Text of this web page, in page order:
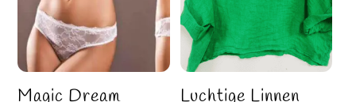
Magic Dream
Luchtige Linnen